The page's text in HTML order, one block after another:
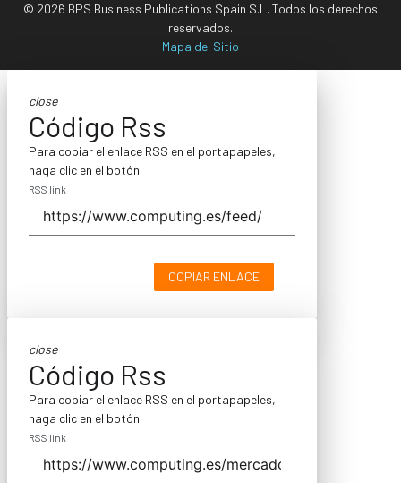
© 2026 BPS Business Publications Spain S.L. Todos los derechos
reservados.
Mapa del Sitio
close
Código Rss
Para copiar el enlace RSS en el portapapeles,
haga clic en el botón.
RSS link
COPIAR ENLACE
close
Código Rss
Para copiar el enlace RSS en el portapapeles,
haga clic en el botón.
RSS link